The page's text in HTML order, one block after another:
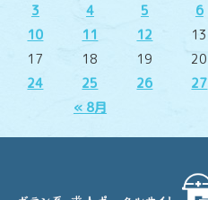
« 8月
3
4 5 6
10
11 12 13
17
18 19 20
24
25 26 27